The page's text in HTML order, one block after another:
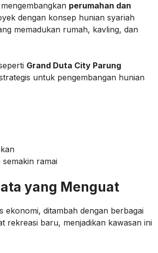
perumahan dan
dengan konsep hunian syariah
memadukan rumah, kavling, dan
Grand Duta City Parung
untuk pengembangan hunian
ramai
yang Menguat
ekonomi, ditambah dengan berbagai
rekreasi baru, menjadikan kawasan ini